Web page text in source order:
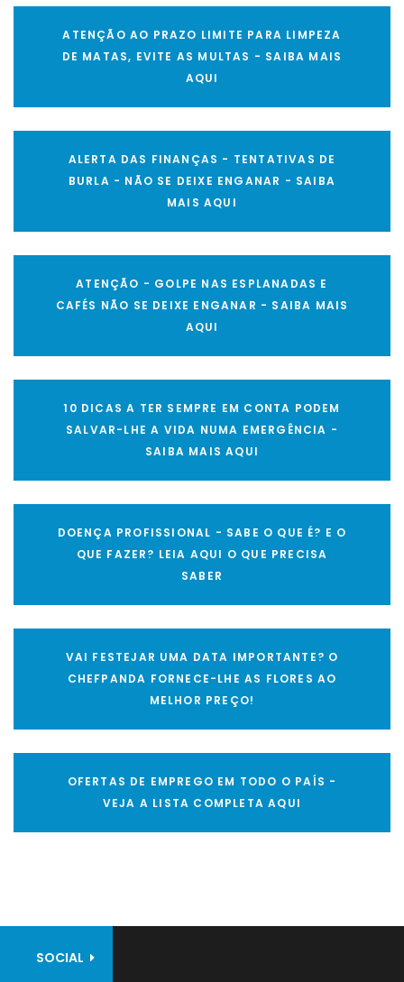
ATENÇÃO AO PRAZO LIMITE PARA LIMPEZA
DE MATAS, EVITE AS MULTAS - SAIBA MAIS
AQUI
ALERTA DAS FINANÇAS - TENTATIVAS DE
BURLA - NÃO SE DEIXE ENGANAR - SAIBA
MAIS AQUI
ATENÇÃO - GOLPE NAS ESPLANADAS E
CAFÉS NÃO SE DEIXE ENGANAR - SAIBA MAIS
AQUI
10 DICAS A TER SEMPRE EM CONTA PODEM
SALVAR-LHE A VIDA NUMA EMERGÊNCIA -
SAIBA MAIS AQUI
DOENÇA PROFISSIONAL - SABE O QUE É? E O
QUE FAZER? LEIA AQUI O QUE PRECISA
SABER
VAI FESTEJAR UMA DATA IMPORTANTE? O
CHEFPANDA FORNECE-LHE AS FLORES AO
MELHOR PREÇO!
OFERTAS DE EMPREGO EM TODO O PAÍS -
VEJA A LISTA COMPLETA AQUI
SOCIAL